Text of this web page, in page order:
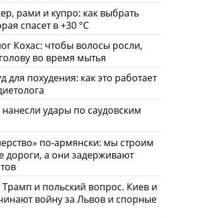
рами и купро: как выбрать
спасет в +30 °C
Кохас: чтобы волосы росли,
во время мытья
для похудения: как это работает
нанесли удары по саудовским
по-армянски: мы строим
дороги, а они задерживают
Трамп и польский вопрос. Киев и
войну за Львов и спорные